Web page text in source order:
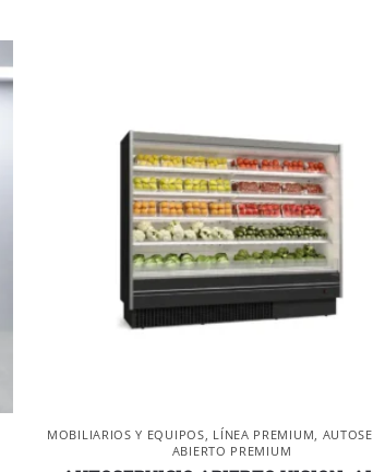
MOBILIARIOS Y EQUIPOS, LÍNEA PREMIUM,
ABIERTO PREMIUM